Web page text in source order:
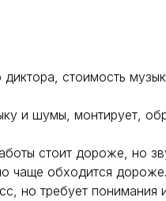
стоимость
и шумы, монтирует,
стоит дороже, но
чаще обходится
но требует понимания